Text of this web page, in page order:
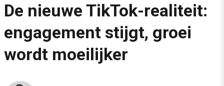
›
Social
De nieuwe TikTok-realiteit: engagement stijgt, groei wordt
De nieuwe TikTok-realiteit:
engagement stijgt, groei
wordt moeilijker